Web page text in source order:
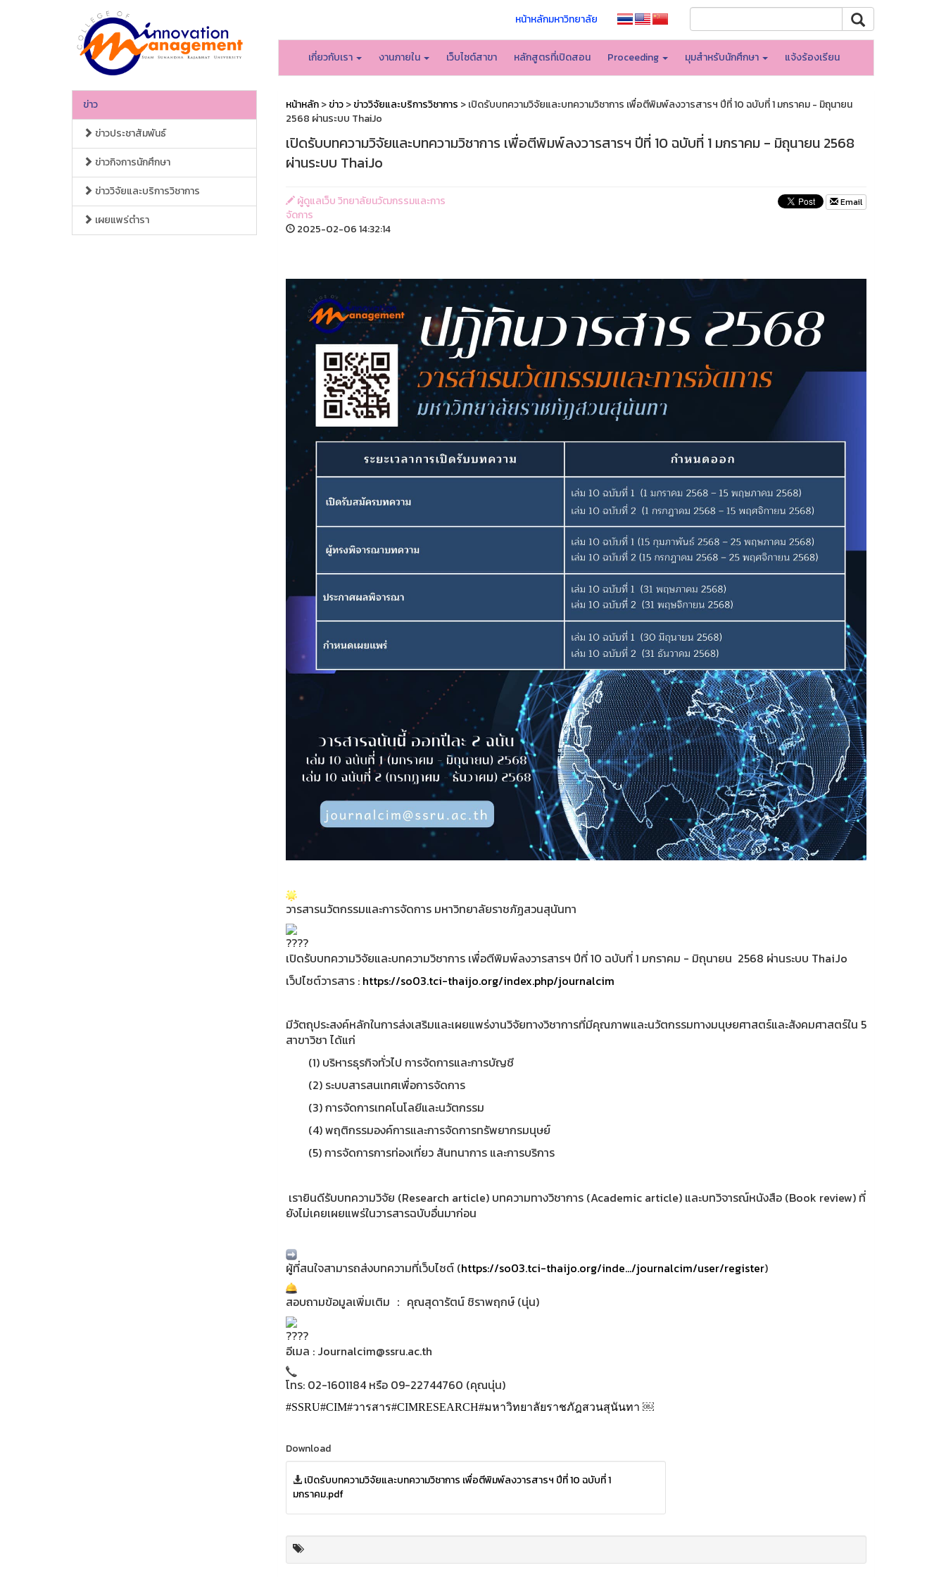
หน้าหลักมหาวิทยาลัย
เกี่ยวกับเรา งานภายใน เว็บไซต์สาขา หลักสูตรที่เปิดสอน Proceeding มุมสำหรับนักศึกษา แจ้งร้องเรียน
ข่าว
ข่าวประชาสัมพันธ์
ข่าวกิจการนักศึกษา
ข่าววิจัยและบริการวิชาการ
เผยแพร่ตำรา
หน้าหลัก>ข่าว>ข่าววิจัยและบริการวิชาการ > เปิดรับบทความวิจัยและบทความวิชาการ เพื่อตีพิมพ์ลงวารสารฯ ปีที่ 10 ฉบับที่ 1 มกราคม - มิถุนายน
2568 ผ่านระบบ ThaiJo
เปิดรับบทความวิจัยและบทความวิชาการ เพื่อตีพิมพ์ลงวารสารฯ ปีที่ 10 ฉบับที่ 1 มกราคม - มิถุนายน 2568
ผ่านระบบ ThaiJo
ผู้ดูแลเว็บ วิทยาลัยนวัฒกรรมและการ
จัดการ
2025-02-06 14:32:14
Email
วารสารนวัตกรรมและการจัดการ มหาวิทยาลัยราชภัฏสวนสุนันทา
เปิดรับบทความวิจัยและบทความวิชาการ เพื่อตีพิมพ์ลงวารสารฯ ปีที่ 10 ฉบับที่ 1 มกราคม - มิถุนายน 2568 ผ่านระบบ ThaiJo
เว็ปไซต์วารสาร : https://so03.tci-thaijo.org/index.php/journalcim
มีวัตถุประสงค์หลักในการส่งเสริมและเผยแพร่งานวิจัยทางวิชาการที่มีคุณภาพและนวัตกรรมทางมนุษยศาสตร์และสังคมศาสตร์ใน 5
สาขาวิชา ได้แก่
(1) บริหารธุรกิจทั่วไป การจัดการและการบัญชี
(2) ระบบสารสนเทศเพื่อการจัดการ
(3) การจัดการเทคโนโลยีและนวัตกรรม
(4) พฤติกรรมองค์การและการจัดการทรัพยากรมนุษย์
(5) การจัดการการท่องเที่ยว สันทนาการ และการบริการ
เรายินดีรับบทความวิจัย (Research article) บทความทางวิชาการ (Academic article) และบทวิจารณ์หนังสือ (Book review) ที่
ยังไม่เคยเผยแพร่ในวารสารฉบับอื่นมาก่อน
ผู้ที่สนใจสามารถส่งบทความที่เว็บไซต์ (https://so03.tci-thaijo.org/inde.../journalcim/user/register)
สอบถามข้อมูลเพิ่มเติม ： คุณสุดารัตน์ ชิราพฤกษ์ (นุ่น)
อีเมล : Journalcim@ssru.ac.th
โทร: 02-1601184 หรือ 09-22744760 (คุณนุ่น)
#SSRU#CIM#วารสาร#CIMRESEARCH#มหาวิทยาลัยราชภัฎสวนสุนันทา ￼
Download
เปิดรับบทความวิจัยและบทความวิชาการ เพื่อตีพิมพ์ลงวารสารฯ ปีที่ 10 ฉบับที่ 1
มกราคม.pdf